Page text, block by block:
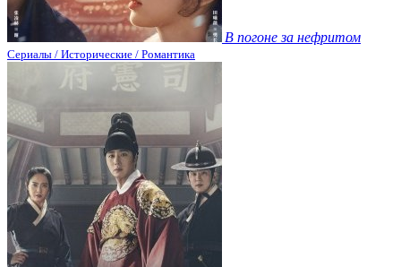
В погоне за нефритом
Сериалы / Исторические / Романтика